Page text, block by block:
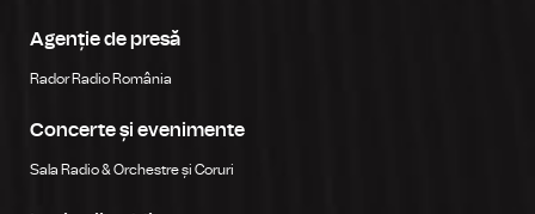
Agenție de presă
Rador Radio România
Concerte și evenimente
Sala Radio & Orchestre și Coruri